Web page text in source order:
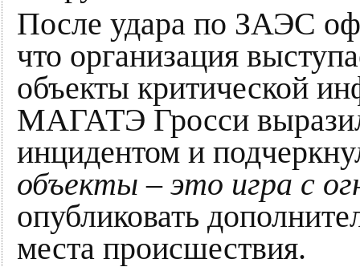
После удара по ЗАЭС
что организация
объекты критической
МАГАТЭ Гросси
инцидентом и
объекты – это игра с
опубликовать
места происшествия.